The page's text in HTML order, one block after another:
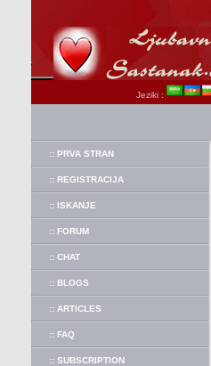
Jeziki :
:: PRVA STRAN
:: REGISTRACIJA
:: ISKANJE
:: FORUM
:: CHAT
:: BLOGS
:: ARTICLES
:: FAQ
:: SUBSCRIPTION